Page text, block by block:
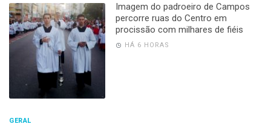
Imagem do padroeiro de Campos
percorre ruas do Centro em
procissão com milhares de fiéis
HÁ 6 HORAS
GERAL